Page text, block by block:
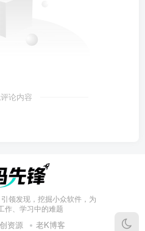
论内容
领发现，挖掘小众软件，为
作、学习中的难题
资源 老K博客